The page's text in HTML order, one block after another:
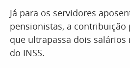
Já para os servidores
pensionistas, a contribuição
que ultrapassa dois
do INSS.